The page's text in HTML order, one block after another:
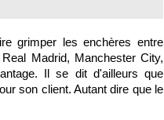
grimper les enchères entre
Madrid, Manchester City,
Il se dit d'ailleurs que
son client. Autant dire que le